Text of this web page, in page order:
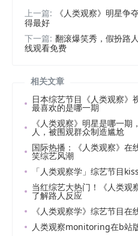
上一篇:
《人类观察》明星争
得最好
下一篇: 翻滚爆笑秀，假扮路
线观看免费
相关文章
日本综艺节目《人类观察》
最喜欢的是哪一期
《人类观察》明星是哪一
人，被围观群众制造尴尬
国际热播：《人类观察》在
笑综艺风潮
「人类观察学」综艺节目
当红综艺大热门！《人类观
了解路人反应
《人类观察学》综艺节目
人类观察monitoring在b站